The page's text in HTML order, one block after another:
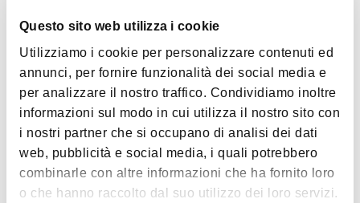
Questo sito web utilizza i cookie
Utilizziamo i cookie per personalizzare contenuti ed
annunci, per fornire funzionalità dei social media e
per analizzare il nostro traffico. Condividiamo inoltre
informazioni sul modo in cui utilizza il nostro sito con
i nostri partner che si occupano di analisi dei dati
web, pubblicità e social media, i quali potrebbero
combinarle con altre informazioni che ha fornito loro
o che hanno raccolto dal suo utilizzo dei loro servizi.